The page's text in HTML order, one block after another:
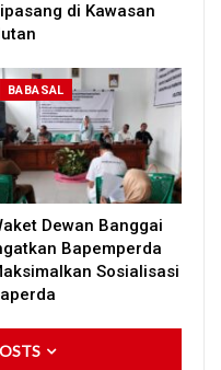
di Kawasan
BABASAL
Dewan Banggai
Bapemperda
Sosialisasi